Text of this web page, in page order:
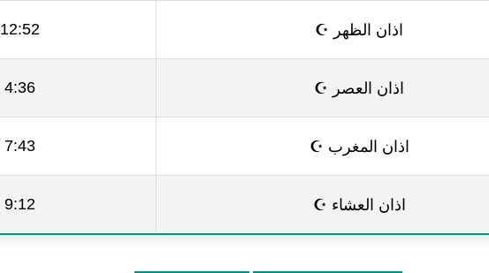
اذان الظهر ☪ 12:52 pm
اذان العصر ☪ 4:36 pm
اذان المغرب ☪ 7:43 pm
اذان العشاء ☪ 9:12 pm